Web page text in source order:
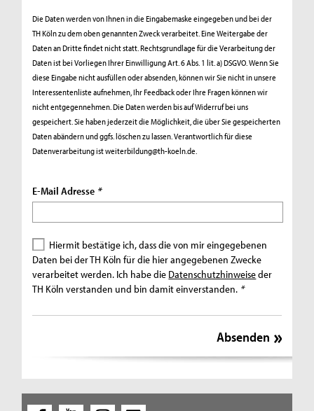
Die Daten werden von Ihnen in die Eingabemaske eingegeben und bei der
TH Köln zu dem oben genannten Zweck verarbeitet. Eine Weitergabe der
Daten an Dritte findet nicht statt. Rechtsgrundlage für die Verarbeitung der
Daten ist bei Vorliegen Ihrer Einwilligung Art. 6 Abs. 1 lit. a) DSGVO. Wenn Sie
diese Eingabe nicht ausfüllen oder absenden, können wir Sie nicht in unsere
Interessentenliste aufnehmen, Ihr Feedback oder Ihre Fragen können wir
nicht entgegennehmen. Die Daten werden bis auf Widerruf bei uns
gespeichert. Sie haben jederzeit die Möglichkeit, die über Sie gespeicherten
Daten abändern und ggfs. löschen zu lassen. Verantwortlich für diese
Datenverarbeitung ist weiterbildung@th-koeln.de.
E-Mail Adresse *
Hiermit bestätige ich, dass die von mir eingegebenen
Daten bei der TH Köln für die hier angegebenen Zwecke
verarbeitet werden. Ich habe die Datenschutzhinweiseder
TH Köln verstanden und bin damit einverstanden. *